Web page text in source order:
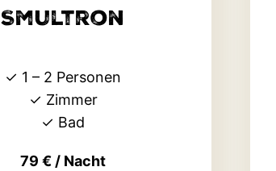
Smultron
✓ 1 – 2 Personen
✓ Zimmer
✓ Bad
79 € / Nacht